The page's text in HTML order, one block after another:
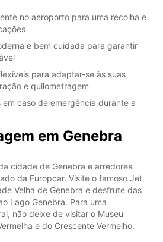
no aeroporto para uma recolha e
e bem cuidada para garantir
para adaptar-se às suas
e quilometragem
em caso de emergência durante a
em Genebra
cidade de Genebra e arredores
da Europcar. Visite o famoso Jet
Velha de Genebra e desfrute das
Lago Genebra. Para uma
não deixe de visitar o Museu
e do Crescente Vermelho.